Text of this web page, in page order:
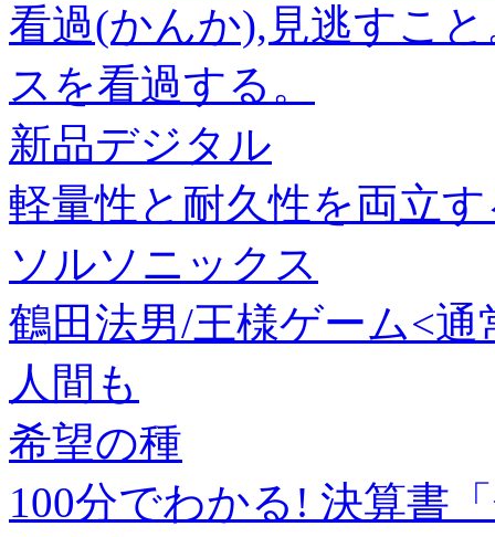
看過(かんか),見逃すこ
スを看過する。
新品デジタル
軽量性と耐久性を両立
ソルソニックス
鶴田法男/王様ゲーム<通
人間も
希望の種
100分でわかる! 決算書